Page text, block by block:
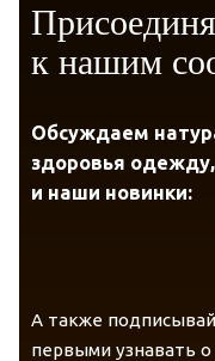
к нашим
Обсуждаем
здоровья
и наши новинки:
А также
первыми узнавать